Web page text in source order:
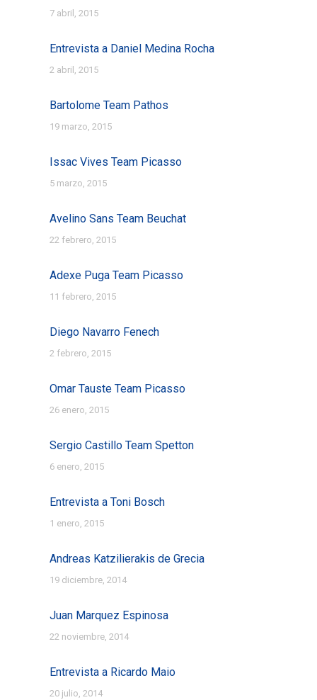
7 abril, 2015
Entrevista a Daniel Medina Rocha
2 abril, 2015
Bartolome Team Pathos
19 marzo, 2015
Issac Vives Team Picasso
5 marzo, 2015
Avelino Sans Team Beuchat
22 febrero, 2015
Adexe Puga Team Picasso
11 febrero, 2015
Diego Navarro Fenech
2 febrero, 2015
Omar Tauste Team Picasso
26 enero, 2015
Sergio Castillo Team Spetton
6 enero, 2015
Entrevista a Toni Bosch
1 enero, 2015
Andreas Katzilierakis de Grecia
19 diciembre, 2014
Juan Marquez Espinosa
22 noviembre, 2014
Entrevista a Ricardo Maio
20 julio, 2014